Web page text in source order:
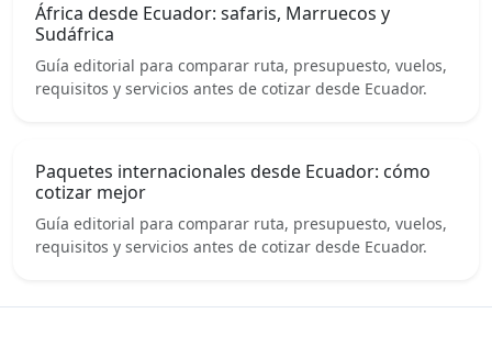
África desde Ecuador: safaris, Marruecos y
Sudáfrica
Guía editorial para comparar ruta, presupuesto, vuelos,
requisitos y servicios antes de cotizar desde Ecuador.
Paquetes internacionales desde Ecuador: cómo
cotizar mejor
Guía editorial para comparar ruta, presupuesto, vuelos,
requisitos y servicios antes de cotizar desde Ecuador.